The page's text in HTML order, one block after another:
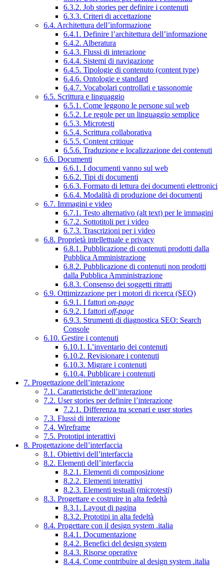
6.3.2. Job stories per definire i contenuti
6.3.3. Criteri di accettazione
6.4. Architettura dell’informazione
6.4.1. Definire l’architettura dell’informazione
6.4.2. Alberatura
6.4.3. Flussi di interazione
6.4.4. Sistemi di navigazione
6.4.5. Tipologie di contenuto (content type)
6.4.6. Ontologie e standard
6.4.7. Vocabolari controllati e tassonomie
6.5. Scrittura e linguaggio
6.5.1. Come leggono le persone sul web
6.5.2. Le regole per un linguaggio semplice
6.5.3. Microtesti
6.5.4. Scrittura collaborativa
6.5.5. Content critique
6.5.6. Traduzione e localizzazione dei contenuti
6.6. Documenti
6.6.1. I documenti vanno sul web
6.6.2. Tipi di documenti
6.6.3. Formato di lettura dei documenti elettronici
6.6.4. Modalità di produzione dei documenti
6.7. Immagini e video
6.7.1. Testo alternativo (alt text) per le immagini
6.7.2. Sottotitoli per i video
6.7.3. Trascrizioni per i video
6.8. Proprietà intellettuale e privacy
6.8.1. Pubblicazione di contenuti prodotti dalla
Pubblica Amministrazione
6.8.2. Pubblicazione di contenuti non prodotti
dalla Pubblica Amministrazione
6.8.3. Consenso dei soggetti ritratti
6.9. Ottimizzazione per i motori di ricerca (SEO)
6.9.1. I fattori on-page
6.9.2. I fattori off-page
6.9.3. Strumenti di diagnostica SEO: Search
Console
6.10. Gestire i contenuti
6.10.1. L’inventario dei contenuti
6.10.2. Revisionare i contenuti
6.10.3. Migrare i contenuti
6.10.4. Pubblicare i contenuti
7. Progettazione dell’interazione
7.1. Caratteristiche dell’interazione
7.2. User stories per definire l’interazione
7.2.1. Differenza tra scenari e user stories
7.3. Flussi di interazione
7.4. Wireframe
7.5. Prototipi interattivi
8. Progettazione dell’interfaccia
8.1. Obiettivi dell’interfaccia
8.2. Elementi dell’interfaccia
8.2.1. Elementi di composizione
8.2.2. Elementi interattivi
8.2.3. Elementi testuali (microtesti)
8.3. Progettare e costruire in alta fedeltà
8.3.1. Layout di pagina
8.3.2. Prototipi in alta fedeltà
8.4. Progettare con il design system .italia
8.4.1. Documentazione
8.4.2. Benefici del design system
8.4.3. Risorse operative
8.4.4. Come contribuire al design system .italia